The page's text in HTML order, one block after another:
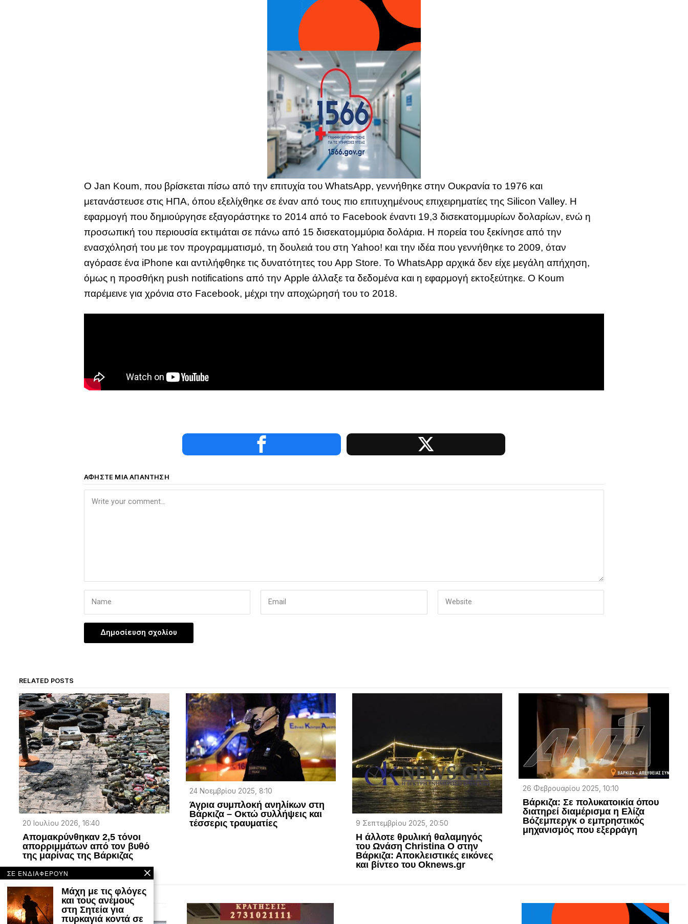
Ο Jan Koum, που βρίσκεται πίσω από την επιτυχία του WhatsApp, γεννήθηκε στην Ουκρανία το 1976 και
μετανάστευσε στις ΗΠΑ, όπου εξελίχθηκε σε έναν από τους πιο επιτυχημένους επιχειρηματίες της Silicon Valley. Η
εφαρμογή που δημιούργησε εξαγοράστηκε το 2014 από το Facebook έναντι 19,3 δισεκατομμυρίων δολαρίων, ενώ η
προσωπική του περιουσία εκτιμάται σε πάνω από 15 δισεκατομμύρια δολάρια. Η πορεία του ξεκίνησε από την
ενασχόλησή του με τον προγραμματισμό, τη δουλειά του στη Yahoo! και την ιδέα που γεννήθηκε το 2009, όταν
αγόρασε ένα iPhone και αντιλήφθηκε τις δυνατότητες του App Store. Το WhatsApp αρχικά δεν είχε μεγάλη απήχηση,
όμως η προσθήκη push notifications από την Apple άλλαξε τα δεδομένα και η εφαρμογή εκτοξεύτηκε. Ο Koum
παρέμεινε για χρόνια στο Facebook, μέχρι την αποχώρησή του το 2018.
ΑΦΉΣΤΕ ΜΙΑ ΑΠΆΝΤΗΣΗ
RELATED POSTS
20 Ιουλίου 2026, 16:40
Απομακρύνθηκαν 2,5 τόνοι
απορριμμάτων από τον βυθό
της μαρίνας της Βάρκιζας
24 Νοεμβρίου 2025, 8:10
Άγρια συμπλοκή ανηλίκων στη
Βάρκιζα – Οκτώ συλλήψεις και
τέσσερις τραυματίες
9 Σεπτεμβρίου 2025, 20:50
H άλλοτε θρυλική θαλαμηγός
του Ωνάση Christina Ο στην
Βάρκιζα: Αποκλειστικές εικόνες
και βίντεο του Oknews.gr
26 Φεβρουαρίου 2025, 10:10
Βάρκιζα: Σε πολυκατοικία όπου
διατηρεί διαμέρισμα η Ελίζα
Βόζεμπεργκ ο εμπρηστικός
μηχανισμός που εξερράγη
ΣΕ ΕΝΔΙΑΦΕΡΟΥΝ
Μάχη με τις φλόγες
και τους ανέμους
στη Σητεία για
πυρκαγιά κοντά σε